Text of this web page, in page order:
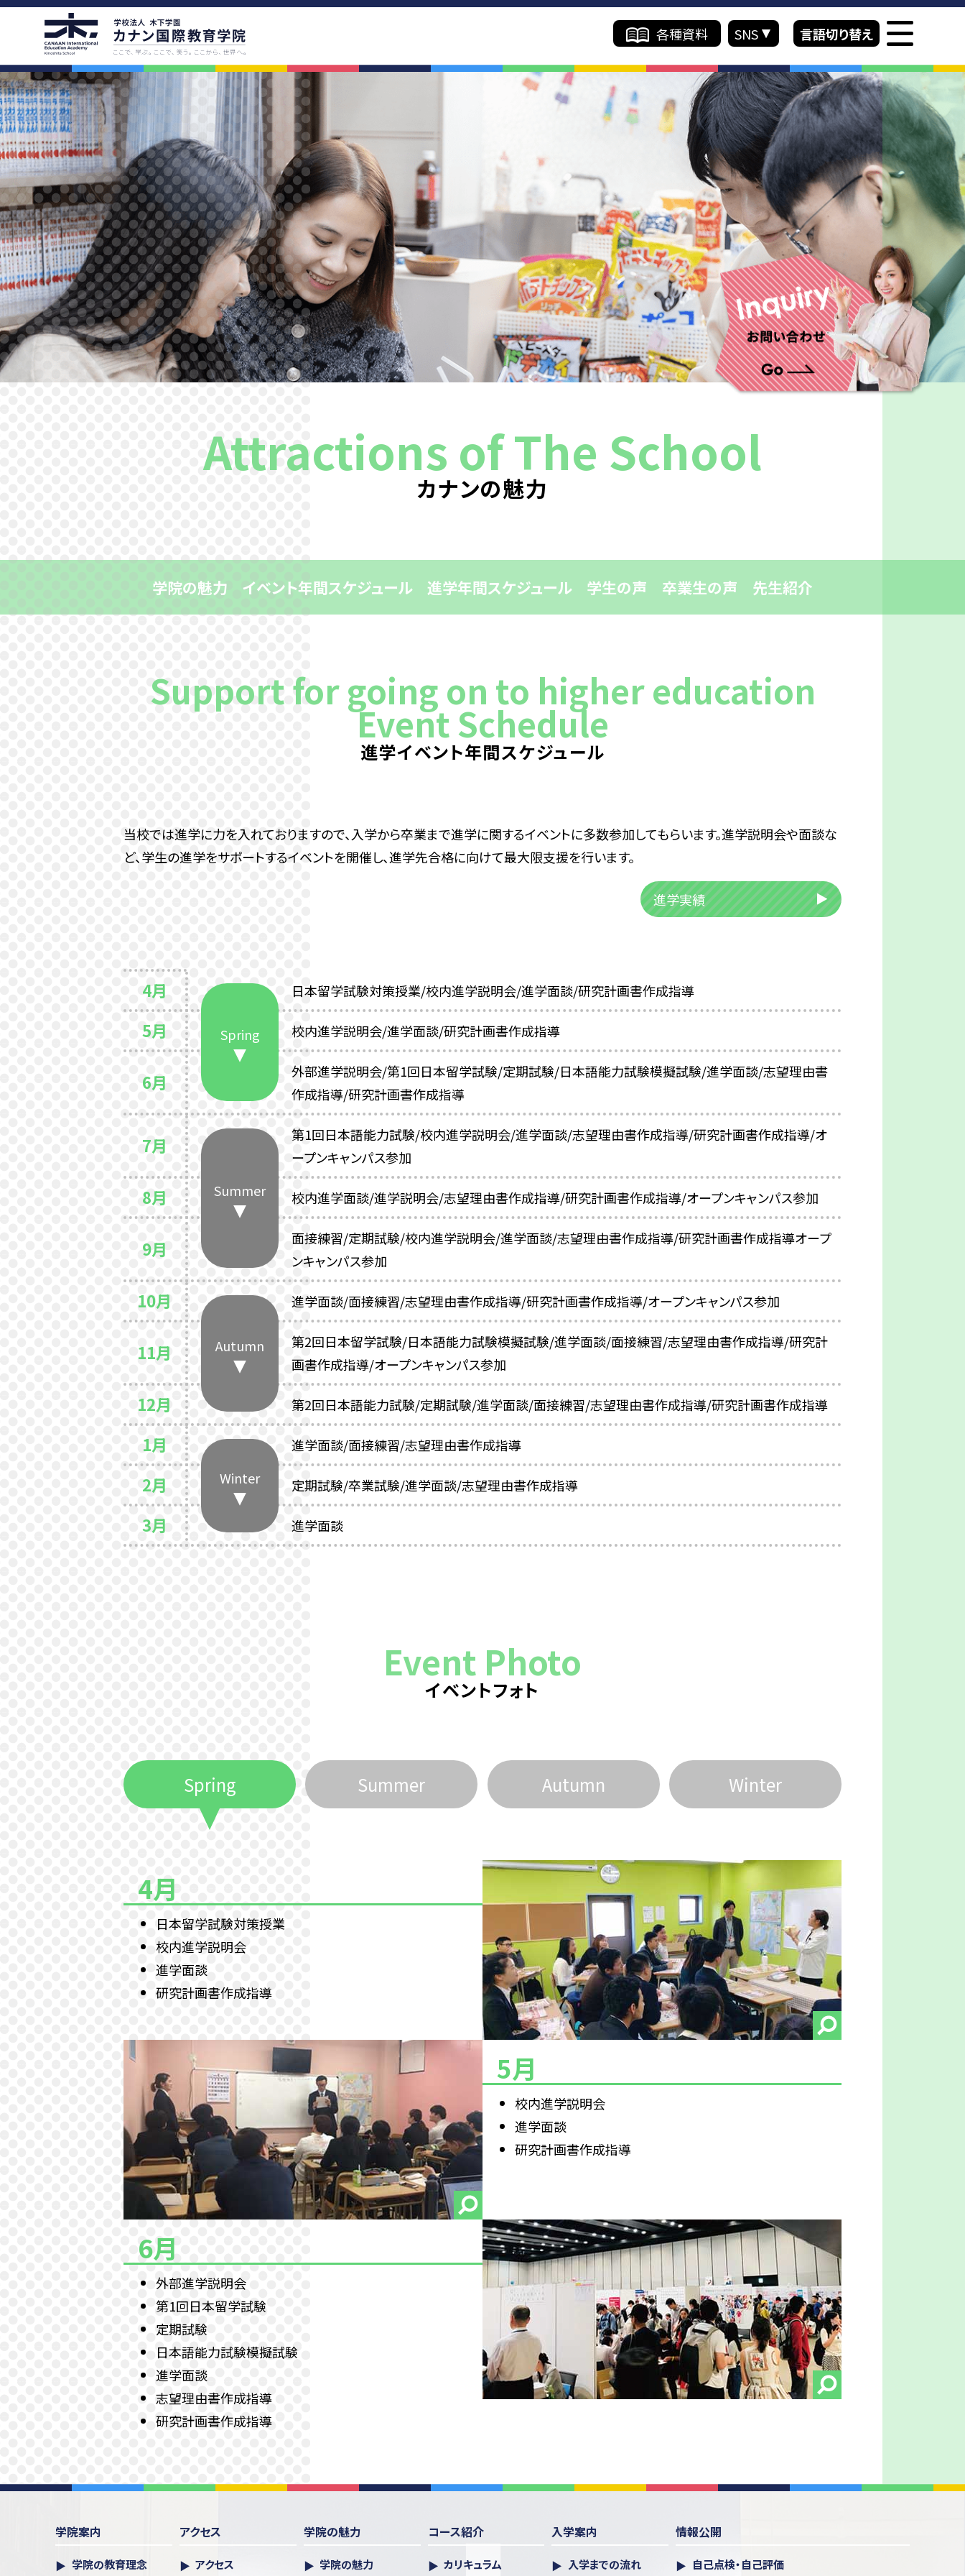
各種資料 SNS
言語切り替え
Japanese
Japanese
English
学院案内
学院の教育理念
代表挨拶・学院概要
アクセス
アクセス
路線図
校舎紹介
学校周辺
学院の魅力
イベント年間スケジュール
進学年間スケジュール
先生紹介
コース紹介
カリキュラム
コース紹介 留学コース
進学実績
入学案内
入学までの流れ
学費一覧
お支払いについて
Attractions of The School
カナンの魅力
学院の魅力 イベント年間スケジュール 進学年間スケジュール 学生の声 卒業生の声 先生紹介
Support for going on to higher education
Event Schedule
進学イベント年間スケジュール
当校では進学に力を入れておりますので、入学から卒業まで進学に関するイベントに多数参加してもらいます。進学説明会や面談な
ど、学生の進学をサポートするイベントを開催し、進学先合格に向けて最大限支援を行います。
進学実績
Spring
4月 日本留学試験対策授業/校内進学説明会/進学面談/研究計画書作成指導
5月 校内進学説明会/進学面談/研究計画書作成指導
6月
外部進学説明会/第1回日本留学試験/定期試験/日本語能力試験模擬試験/進学面談/志望理由書
作成指導/研究計画書作成指導
Summer
7月
第1回日本語能力試験/校内進学説明会/進学面談/志望理由書作成指導/研究計画書作成指導/オ
ープンキャンパス参加
8月 校内進学面談/進学説明会/志望理由書作成指導/研究計画書作成指導/オープンキャンパス参加
9月
面接練習/定期試験/校内進学説明会/進学面談/志望理由書作成指導/研究計画書作成指導オープ
ンキャンパス参加
Autumn
10月 進学面談/面接練習/志望理由書作成指導/研究計画書作成指導/オープンキャンパス参加
11月
第2回日本留学試験/日本語能力試験模擬試験/進学面談/面接練習/志望理由書作成指導/研究計
画書作成指導/オープンキャンパス参加
12月 第2回日本語能力試験/定期試験/進学面談/面接練習/志望理由書作成指導/研究計画書作成指導
Winter
1月 進学面談/面接練習/志望理由書作成指導
2月 定期試験/卒業試験/進学面談/志望理由書作成指導
3月 進学面談
Event Photo
イベントフォト
Spring Summer Autumn Winter
4月
日本留学試験対策授業
校内進学説明会
進学面談
研究計画書作成指導
5月
校内進学説明会
進学面談
研究計画書作成指導
6月
外部進学説明会
第1回日本留学試験
定期試験
日本語能力試験模擬試験
進学面談
志望理由書作成指導
研究計画書作成指導
校内進学説明会
面接練習
志望理由書作成指導
面接練習
志望理由書作成指導
学院案内
学院の教育理念
アクセス
アクセス
学院の魅力
学院の魅力
コース紹介
カリキュラム
入学案内
入学までの流れ
情報公開
自己点検・自己評価